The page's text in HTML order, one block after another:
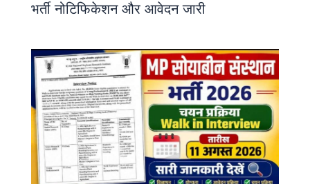
भर्ती नोटिफिकेशन और आवेदन जारी